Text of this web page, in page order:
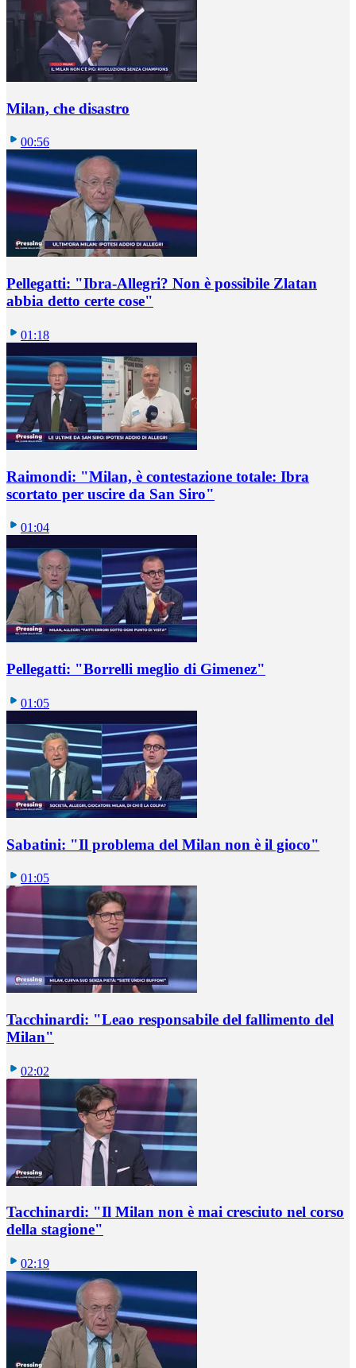
Milan, che disastro
00:56
Pellegatti: "Ibra-Allegri? Non è possibile Zlatan
abbia detto certe cose"
01:18
Raimondi: "Milan, è contestazione totale: Ibra
scortato per uscire da San Siro"
01:04
Pellegatti: "Borrelli meglio di Gimenez"
01:05
Sabatini: "Il problema del Milan non è il gioco"
01:05
Tacchinardi: "Leao responsabile del fallimento del
Milan"
02:02
Tacchinardi: "Il Milan non è mai cresciuto nel corso
della stagione"
02:19